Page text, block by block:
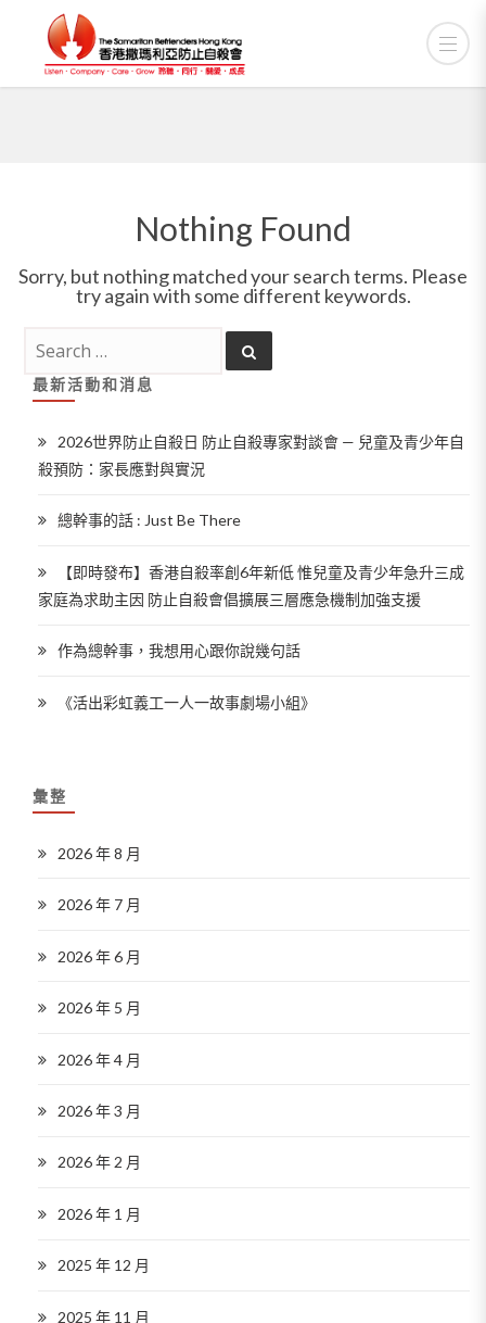
Nothing Found
Sorry, but nothing matched your search terms. Please
try again with some different keywords.
最新活動和消息
2026世界防止自殺日 防止自殺專家對談會 — 兒童及青少年自
殺預防：家長應對與實況
總幹事的話 : Just Be There
【即時發布】香港自殺率創6年新低 惟兒童及青少年急升三成
家庭為求助主因 防止自殺會倡擴展三層應急機制加強支援
作為總幹事，我想用心跟你說幾句話
《活出彩虹義工一人一故事劇場小組》
彙整
2026 年 8 月
2026 年 7 月
2026 年 6 月
2026 年 5 月
2026 年 4 月
2026 年 3 月
2026 年 2 月
2026 年 1 月
2025 年 12 月
2025 年 11 月